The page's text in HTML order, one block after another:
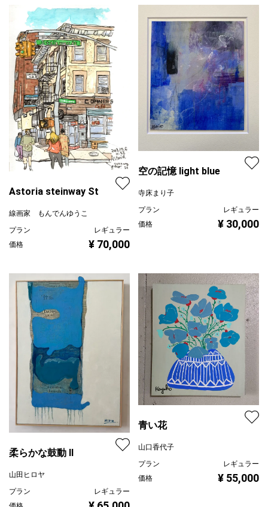
Astoria steinway St
線画家 もんでんゆうこ
プラン
レギュラー
価格
¥ 70,000
空の記憶 light blue
寺床まり子
プラン
レギュラー
価格
¥ 30,000
柔らかな鼓動 Ⅱ
山田ヒロヤ
プラン
レギュラー
青い花
山口香代子
プラン
レギュラー
価格
¥ 55,000